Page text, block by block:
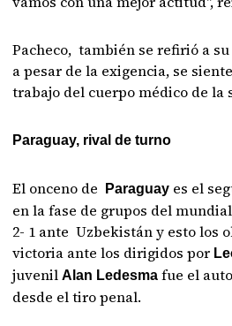
Pacheco, también se refirió a
a pesar de la exigencia, se
trabajo del cuerpo médico de la
Paraguay, rival de turno
El onceno de Paraguay es el
en la fase de grupos del
2- 1 ante Uzbekistán y esto los
victoria ante los dirigidos por
juvenilAlan Ledesma fue el
desde el tiro penal.